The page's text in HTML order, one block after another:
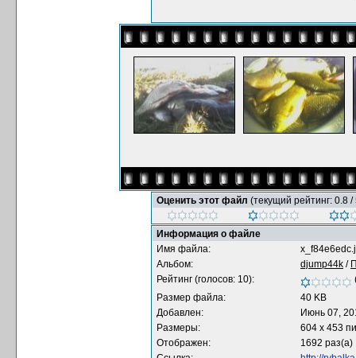
Оценить этот файл (текущий рейтинг: 0.8 /
Информация о файле
Имя файла:
Альбом:
djump44k /
Рейтинг (голосов: 10):
Размер файла:
40 KB
Добавлен:
Июнь 07,
Размеры:
604 x 453
Отображен:
1692 раз(а)